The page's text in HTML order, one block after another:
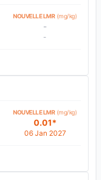
NOUVELLE LMR (mg/kg)
-
-
NOUVELLE LMR (mg/kg)
0.01*
06 Jan 2027